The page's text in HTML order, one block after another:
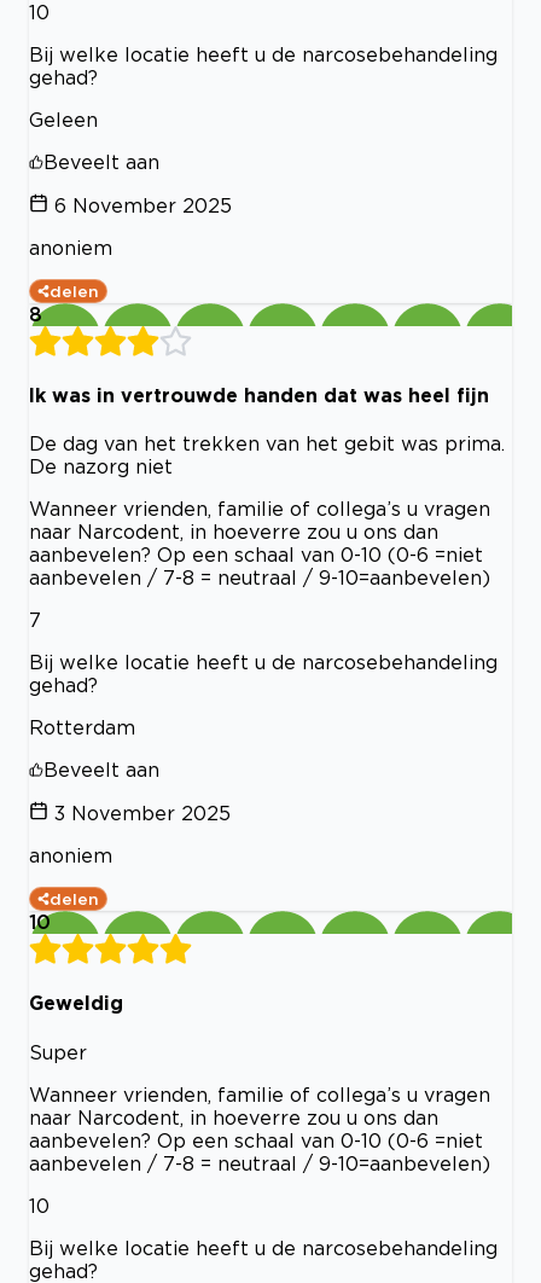
10
Bij welke locatie heeft u de narcosebehandeling
gehad?
Geleen
Beveelt aan
6 November 2025
anoniem
delen
8
Ik was in vertrouwde handen dat was heel fijn
De dag van het trekken van het gebit was prima.
De nazorg niet
Wanneer vrienden, familie of collega’s u vragen
naar Narcodent, in hoeverre zou u ons dan
aanbevelen? Op een schaal van 0-10 (0-6 =niet
aanbevelen / 7-8 = neutraal / 9-10=aanbevelen)
7
Bij welke locatie heeft u de narcosebehandeling
gehad?
Rotterdam
Beveelt aan
3 November 2025
anoniem
delen
10
Geweldig
Super
Wanneer vrienden, familie of collega’s u vragen
naar Narcodent, in hoeverre zou u ons dan
aanbevelen? Op een schaal van 0-10 (0-6 =niet
aanbevelen / 7-8 = neutraal / 9-10=aanbevelen)
10
Bij welke locatie heeft u de narcosebehandeling
gehad?